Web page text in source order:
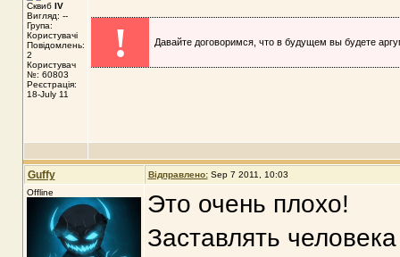
Сквиб IV
Вигляд: --
Група:
Користувачі
Повідомлень:
2
Користувач
№: 60803
Реєстрація:
18-July 11
! Давайте договоримся, что в будущем вы будете
Guffy Відправлено: Sep 7 2011, 10:03
Offline
Это очень плохо!
Заставлять